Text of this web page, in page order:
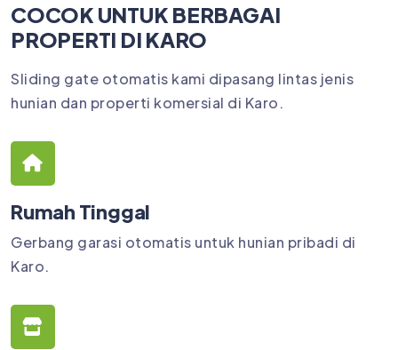
COCOK UNTUK BERBAGAI
PROPERTI DI KARO
Sliding gate otomatis kami dipasang lintas jenis
hunian dan properti komersial di Karo.
Rumah Tinggal
Gerbang garasi otomatis untuk hunian pribadi di
Karo.